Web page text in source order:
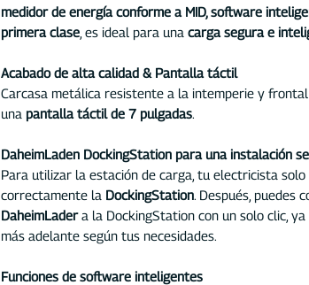
medidor de energía conforme a MID, software
primera clase , es ideal para una carga segura e
Acabado de alta calidad & Pantalla táctil
Carcasa metálica resistente a la intemperie y
una pantalla táctil de 7 pulgadas.
DaheimLaden DockingStation para una instalación
Para utilizar la estación de carga, tu electricista
correctamente la DockingStation. Después, puedes
DaheimLadera la DockingStation con un solo clic,
más adelante según tus necesidades.
Funciones de software inteligentes